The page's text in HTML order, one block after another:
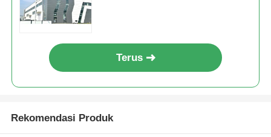
Terus
Rekomendasi Produk